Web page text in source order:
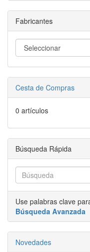
Fabricantes
Cesta de Compras
0 artículos
Búsqueda Rápida
Use palabras clave
Búsqueda Avanzada
Novedades